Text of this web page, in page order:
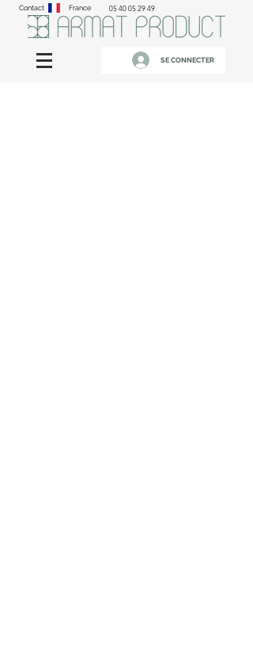
Contact France 05 40 05 29 49
SE CONNECTER